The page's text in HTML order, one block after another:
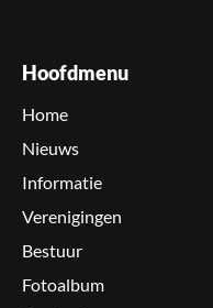
Hoofdmenu
Home
Nieuws
Informatie
Verenigingen
Bestuur
Fotoalbum